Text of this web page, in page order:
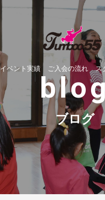
イベント実績 ご入会の流れ ス
ブログ